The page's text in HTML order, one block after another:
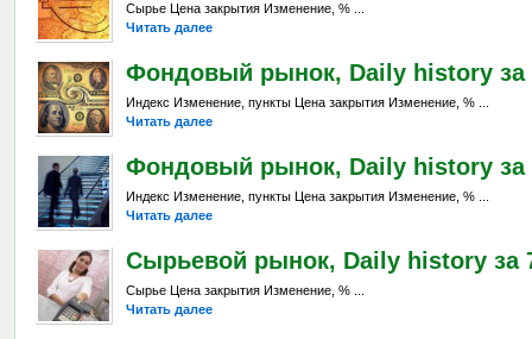
Сырье Цена закрытия Изменение, % ...
Читать далее
Фондовый рынок, Daily history за
Индекс Изменение, пункты Цена закрытия Изменение, % ...
Читать далее
Фондовый рынок, Daily history за
Индекс Изменение, пункты Цена закрытия Изменение, % ...
Читать далее
Сырьевой рынок, Daily history за
Сырье Цена закрытия Изменение, % ...
Читать далее